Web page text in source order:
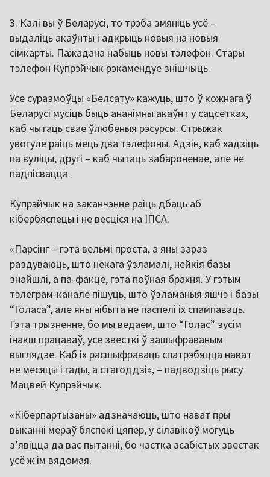
3. Калі вы ў Беларусі, то трэба змяніць усё –
выдаліць акаўнты і адкрыць новыя на новыя
сімкарты. Пажадана набыць новы тэлефон. Стары
тэлефон Купрэйчык рэкамендуе знішчыць.
Усе суразмоўцы «Белсату» кажуць, што ў кожнага ў
Беларусі мусіць быць ананімны акаўнт у сацсетках,
каб чытаць свае ўлюбёныя рэсурсы. Стрыжак
увогуле раіць мець два тэлефоны. Адзін, каб хадзіць
па вуліцы, другі – каб чытаць забароненае, але не
падпісвацца.
Купрэйчык на заканчэнне раіць дбаць аб
кібербяспецы і не весціся на ІПСА.
«Парсінг – гэта вельмі проста, а яны зараз
раздуваюць, што некага ўзламалі, нейкія базы
знайшлі, а па-факце, гэта поўная брахня. У гэтым
тэлеграм-канале пішуць, што ўзламаныя яшчэ і базы
“Голаса”, але яны нібыта не паспелі іх спампаваць.
Гэта трызненне, бо мы ведаем, што “Голас” зусім
інакш працаваў, усе звесткі ў зашыфраваным
выглядзе. Каб іх расшыфраваць спатрэбяцца нават
не месяцы і гады, а стагоддзі», – падводзіць рысу
Мацвей Купрэйчык.
«Кіберпартызаны» адзначаюць, што нават пры
выканні мераў бяспекі цяпер, у сілавікоў могуць
з’явіцца да вас пытанні, бо частка асабістых звестак
усё ж ім вядомая.